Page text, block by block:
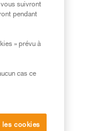
suivront
pendant
» prévu à
cas ce
les cookies